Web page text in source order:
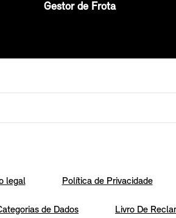
Gestor de Frota
legal Política de Privacidade
de Dados Livro De